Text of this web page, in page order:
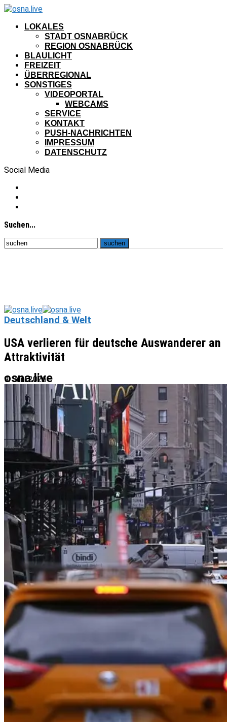
LOKALES
STADT OSNABRÜCK
REGION OSNABRÜCK
BLAULICHT
FREIZEIT
ÜBERREGIONAL
SONSTIGES
VIDEOPORTAL
WEBCAMS
SERVICE
KONTAKT
PUSH-NACHRICHTEN
IMPRESSUM
DATENSCHUTZ
Social Media
Suchen...
osna.live
Deutschland & Welt
USA verlieren für deutsche Auswanderer an
Attraktivität
9. Juni 2026